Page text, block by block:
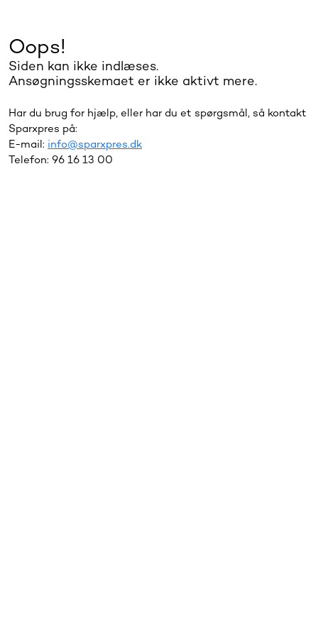
Oops!
Siden kan ikke indlæses.
Ansøgningsskemaet er ikke aktivt mere.
Har du brug for hjælp, eller har du et spørgsmål, så kontakt
Sparxpres på:
E-mail: info@sparxpres.dk
Telefon: 96 16 13 00